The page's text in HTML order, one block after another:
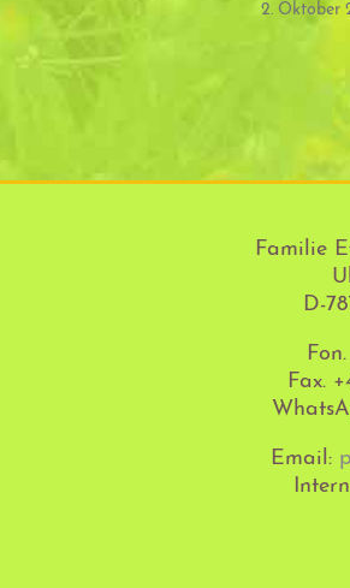
2. Oktober
Familie
D-
Fon.
Fax.
Email: